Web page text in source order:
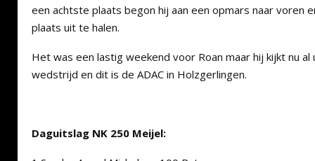
een achtste plaats begon hij aan een opmars naar voren
plaats uit te halen.
Het was een lastig weekend voor Roan maar hij kijkt nu
wedstrijd en dit is de ADAC in Holzgerlingen.
Daguitslag NK 250 Meijel: